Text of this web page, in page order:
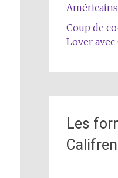
Coup de
Lover avec
Les